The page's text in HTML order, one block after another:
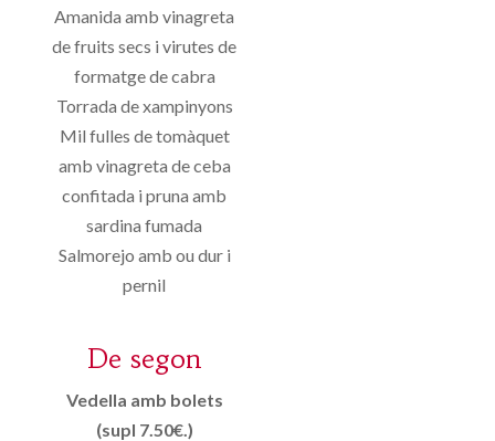
Amanida amb vinagreta
de fruits secs i virutes de
formatge de cabra
Torrada de xampinyons
Mil fulles de tomàquet
amb vinagreta de ceba
confitada i pruna amb
sardina fumada
Salmorejo amb ou dur i
pernil
De segon
Vedella amb bolets
(supl 7.50€.)